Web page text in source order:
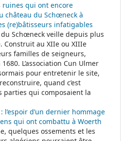
ruines qui ont encore
château du Schœneck à
(re)bâtisseurs infatigables
Schœneck veille depuis plus
Construit au XIIe ou XIIIe
familles de seigneurs,
L’association Cun Ulmer
pour entretenir le site,
quand c’est
parties qui composaient la
l’espoir d’un dernier hommage
qui ont combattu à Woerth
quelques ossements et les